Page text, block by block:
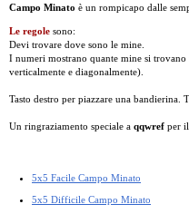
Campo Minato è un rompicapo dalle
Le regole sono:
Devi trovare dove sono le mine.
I numeri mostrano quante mine si
verticalmente e diagonalmente).
Tasto destro per piazzare una bandierina.
Un ringraziamento speciale a qqwref per il
5x5 Facile Campo Minato
5x5 Difficile Campo Minato